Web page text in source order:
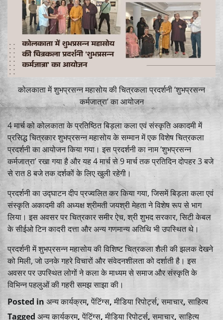
कोलकाता में शुभप्रसन्न महासोय की चित्रकला प्रदर्शनी ‘शुभप्रसन्न
कर्मजात्रा’ का आयोजन
4 मार्च को कोलकाता के प्रतिष्ठित बिड़ला कला एवं संस्कृति अकादमी में
प्रसिद्ध चित्रकार शुभप्रसन्न महासोय के सम्मान में एक विशेष चित्रकला
प्रदर्शनी का आयोजन किया गया। इस प्रदर्शनी का नाम ‘शुभप्रसन्न
कर्मजात्रा’ रखा गया है और यह 4 मार्च से 9 मार्च तक प्रतिदिन दोपहर 3 बजे
से रात 8 बजे तक दर्शकों के लिए खुली रहेगी।
प्रदर्शनी का उद्घाटन दीप प्रज्वलित कर किया गया, जिसमें बिड़ला कला एवं
संस्कृति अकादमी की अध्यक्ष श्रीमती जयश्री मेहता ने विशेष रूप से भाग
लिया। इस अवसर पर चित्रकार समीर ऐच, श्री शुभद सरकार, सिटी केबल
के सीईओ टिन कादरी दत्ता और अन्य गणमान्य अतिथि भी उपस्थित थे।
प्रदर्शनी में शुभप्रसन्न महासोय की विशिष्ट चित्रकला शैली की झलक देखने
को मिली, जो उनके गहरे विचारों और संवेदनशीलता को दर्शाती है। इस
अवसर पर उपस्थित लोगों ने कला के माध्यम से समाज और संस्कृति के
विभिन्न पहलुओं की गहरी समझ साझा की।
Posted in अन्य कार्यक्रम,पेंटिंग्स,मीडिया रिपोर्ट्स,समाचार,साहित्य
Tagged अन्य कार्यक्रम,पेंटिंग्स,मीडिया रिपोर्ट्स,समाचार,साहित्य